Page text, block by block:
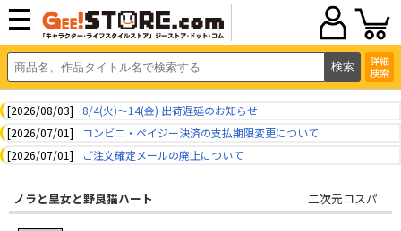
詳細
検索
[2026/08/03]
8/4(火)～14(金) 出荷遅延のお知らせ
[2026/07/01]
コンビニ・ペイジー決済の支払期限変更について
[2026/07/01]
ご注文確定メールの廃止について
ノラと皇女と野良猫ハート 二次元コスパ